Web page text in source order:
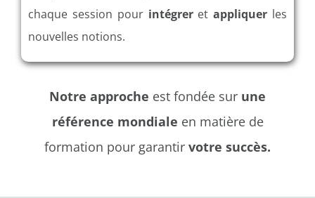
chaque session pour intégreretappliquer les
nouvelles notions.
Notre approche est fondée sur une
référence mondiale en matière de
formation pour garantir votre succès.